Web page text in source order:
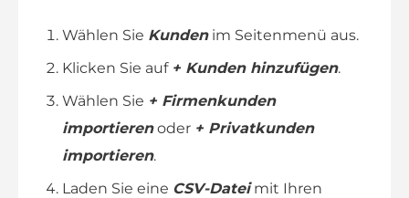
o
Wählen Sie Kundenim Seitenmenü aus.
Klicken Sie auf + Kunden hinzufügen.
Wählen Sie + Firmenkunden
importierenoder + Privatkunden
importieren.
Laden Sie eine CSV-Dateimit Ihren